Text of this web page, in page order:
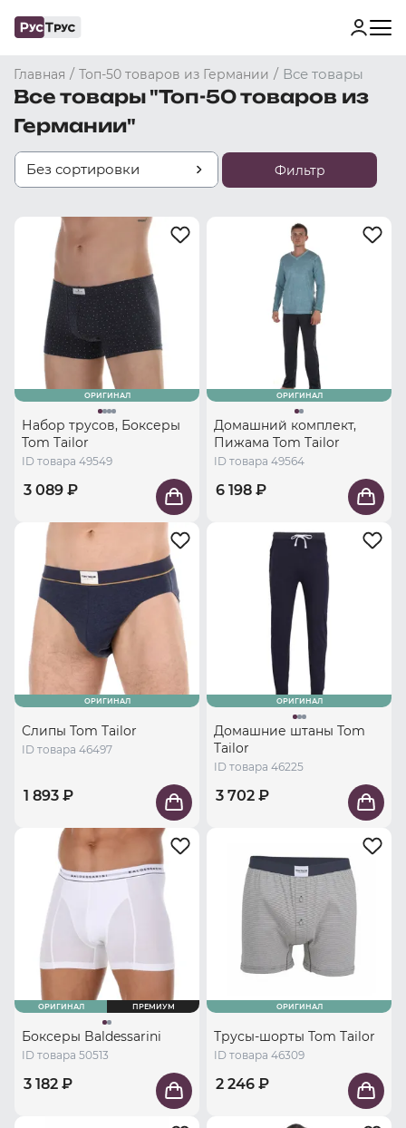
Главная / Топ-50 товаров из Германии / Все товары
Все товары "Топ-50 товаров из
Германии"
Без сортировки Фильтр
ОРИГИНАЛ
Набор трусов, Боксеры
Tom Tailor
ID товара 49549
3 089 ₽
ОРИГИНАЛ
Домашний комплект,
Пижама Tom Tailor
ID товара 49564
6 198 ₽
ОРИГИНАЛ
Слипы Tom Tailor
ID товара 46497
1 893 ₽
ОРИГИНАЛ
Домашние штаны Tom
Tailor
ID товара 46225
3 702 ₽
ОРИГИНАЛ ПРЕМИУМ
Боксеры Baldessarini
ID товара 50513
3 182 ₽
ОРИГИНАЛ
Трусы-шорты Tom Tailor
ID товара 46309
2 246 ₽